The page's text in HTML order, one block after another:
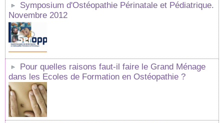
Symposium d'Ostéopathie Périnatale et Pédiatrique.
Novembre 2012
Pour quelles raisons faut-il faire le Grand Ménage
dans les Ecoles de Formation en Ostéopathie ?